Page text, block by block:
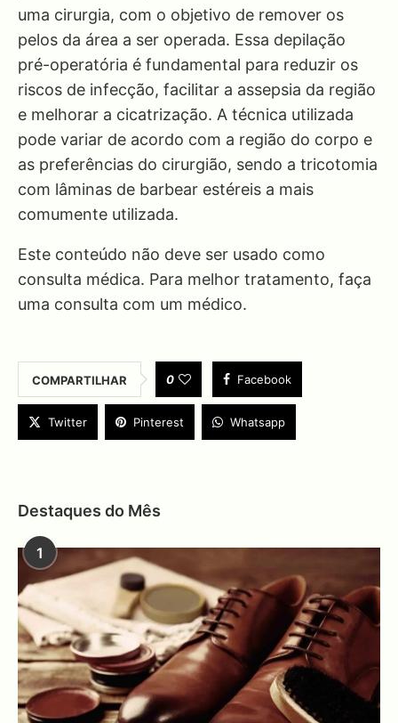
uma cirurgia, com o objetivo de remover os
pelos da área a ser operada. Essa depilação
pré-operatória é fundamental para reduzir os
riscos de infecção, facilitar a assepsia da região
e melhorar a cicatrização. A técnica utilizada
pode variar de acordo com a região do corpo e
as preferências do cirurgião, sendo a tricotomia
com lâminas de barbear estéreis a mais
comumente utilizada.
Este conteúdo não deve ser usado como
consulta médica. Para melhor tratamento, faça
uma consulta com um médico.
COMPARTILHAR 0 Facebook
Twitter Pinterest Whatsapp
Destaques do Mês
1